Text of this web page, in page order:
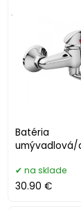
Batéria
umývadlová/
.
na sklade
30.90 €